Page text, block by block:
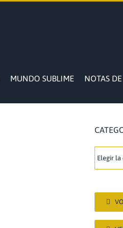
MUNDO SUBLIME NOTAS
DE